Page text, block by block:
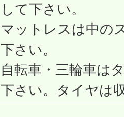
して下さい。
マットレスは中の
下さい。
自転車・三輪車は
下さい。タイヤは